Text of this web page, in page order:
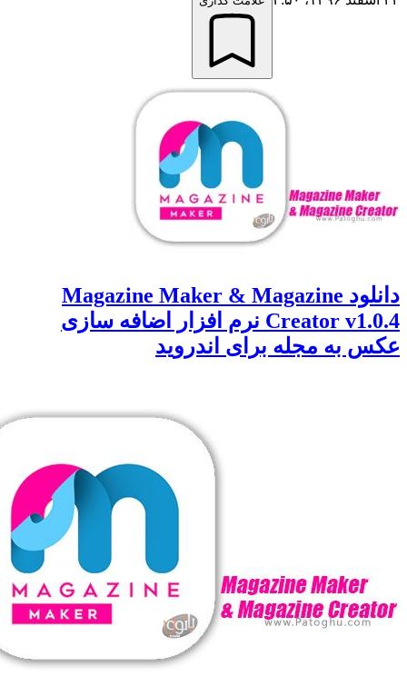
دانلود Magazine Maker & Magazine
Creator v1.0.4 نرم افزار اضافه سازی
به مجله برای اندروید